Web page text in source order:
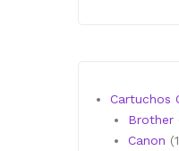
Cartuchos
Brother
Canon